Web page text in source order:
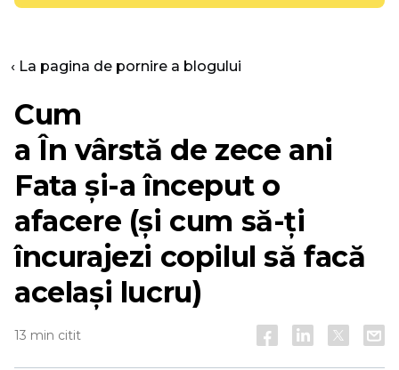
‹ La pagina de pornire a blogului
Cum
aÎn vârstă de zece ani
Fata și-a început o
afacere (și cum să-ți
încurajezi copilul să facă
același lucru)
13 min citit